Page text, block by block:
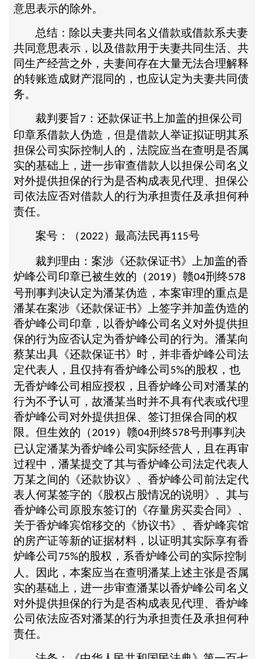
意思表示的除外。
总结：除以夫妻共同名义借款或借款系夫妻
共同意思表示，以及借款用于夫妻共同生活、共
同生产经营之外，夫妻间存在大量无法合理解释
的转账造成财产混同的，也应认定为夫妻共同债
务。
裁判要旨7 ：还款保证书上加盖的担保公司
印章系借款人伪造，但是借款人举证拟证明其系
担保公司实际控制人的，法院应当在查明是否属
实的基础上，进一步审查借款人以担保公司名义
对外提供担保的行为是否构成表见代理、担保公
司依法应否对借款人的行为承担责任及承担何种
责任。
案号：（2022 ）最高法民再115号
裁判理由：案涉《还款保证书》上加盖的香
炉峰公司印章已被生效的（2019 ）赣04刑终578
号刑事判决认定为潘某伪造，本案审理的重点是
潘某在案涉《还款保证书》上签字并加盖伪造的
香炉峰公司印章，以香炉峰公司名义对外提供担
保的行为应否认定为香炉峰公司的行为。潘某向
蔡某出具《还款保证书》时，并非香炉峰公司法
定代表人，且仅持有香炉峰公司 5%的股权，也
无香炉峰公司相应授权，且香炉峰公司对潘某的
行为不予认可，故潘某当时并不具有代表或代理
香炉峰公司对外提供担保、签订担保合同的权
限。但生效的（2019 ）赣04刑终578号刑事判决
已认定潘某为香炉峰公司实际经营人，且在再审
过程中，潘某提交了其与香炉峰公司法定代表人
万某之间的《还款协议》、香炉峰公司前法定代
表人何某签字的《股权占股情况的说明》、其与
香炉峰公司原股东签订的《存量房买卖合同》、
关于香炉峰宾馆移交的《协议书》、香炉峰宾馆
的房产证等新的证据材料，以证明其实际享有香
炉峰公司 75%的股权，系香炉峰公司的实际控制
人。因此，本案应当在查明潘某上述主张是否属
实的基础上，进一步审查潘某以香炉峰公司名义
对外提供担保的行为是否构成表见代理、香炉峰
公司依法应否对潘某的行为承担责任及承担何种
责任。